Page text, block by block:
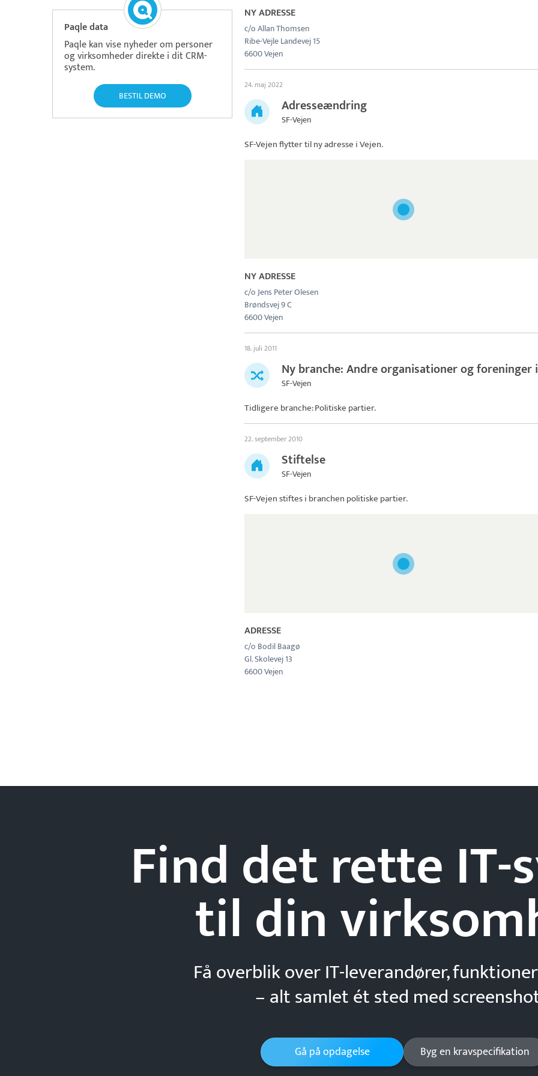
Paqle data
Paqle kan vise nyheder om personer
og virksomheder direkte i dit CRM-
system.
BESTIL DEMO
NY ADRESSE
c/o Allan Thomsen
Ribe-Vejle Landevej 15
6600 Vejen
24. maj 2022
Adresseændring
SF-Vejen
SF-Vejenflytter til ny adresse i Vejen.
NY ADRESSE
c/o Jens Peter Olesen
Brøndsvej 9 C
6600 Vejen
18. juli 2011
Ny branche: Andre organisationer og foreninger
SF-Vejen
Tidligere branche: Politiske partier.
22. september 2010
Stiftelse
SF-Vejen
SF-Vejenstiftes i branchen politiske partier.
ADRESSE
c/o Bodil Baagø
Gl. Skolevej 13
6600 Vejen
Find det rette IT-
tildin
Få overblik over IT-leverandører,
– alt samlet ét sted med
Gå på opdagelse Byg en kravspecifikation